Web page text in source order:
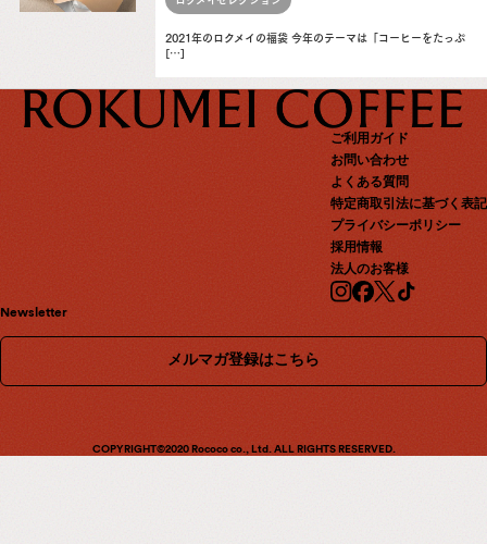
2021年のロクメイの福袋 今年のテーマは「コーヒーをたっぷ
[…]
ご利用ガイド
お問い合わせ
よくある質問
特定商取引法に基づく表記
プライバシーポリシー
採用情報
法人のお客様
Newsletter
メルマガ登録はこちら
COPYRIGHT©2020 Rococo co., Ltd. ALL RIGHTS RESERVED.